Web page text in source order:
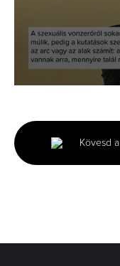
minute,
39
seconds
Kövesd a